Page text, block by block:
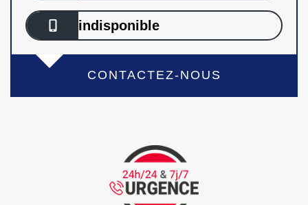
indisponible
CONTACTEZ-NOUS